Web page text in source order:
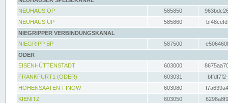
NEUHAUS OP
585850
NEUHAUS UP
585860
NIEGRIPPER VERBINDUNGSKANAL
NIEGRIPP BP
587500
ODER
EISENHÜTTENSTADT
603000
FRANKFURT1 (ODER)
603031
HOHENSAATEN-FINOW
603080
KIENITZ
603050